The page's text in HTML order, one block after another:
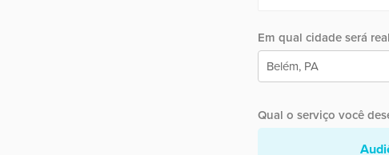
Em qual cidade será
Qual o serviço você